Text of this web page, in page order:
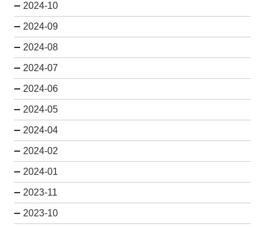
2024-10
2024-09
2024-08
2024-07
2024-06
2024-05
2024-04
2024-02
2024-01
2023-11
2023-10